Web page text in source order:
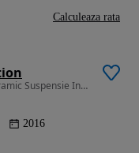
2967 cm3 • 262 CP • Porsche Cayenne Panoramic Suspensie Incazire
2016
Calculeaza rata